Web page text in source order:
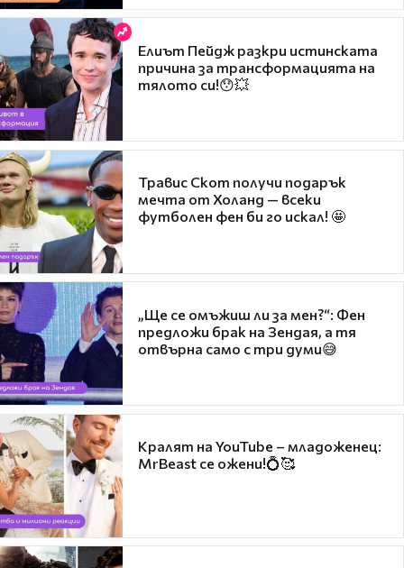
Елиът Пейдж разкри истинската
причина за трансформацията на
тялото си!😯💥
Травис Скот получи подарък
мечта от Холанд — всеки
футболен фен би го искал! 🤩
„Ще се омъжиш ли за мен?“: Фен
предложи брак на Зендая, а тя
отвърна само с три думи😅
Кралят на YouTube – младоженец:
MrBeast се ожени!💍🥰